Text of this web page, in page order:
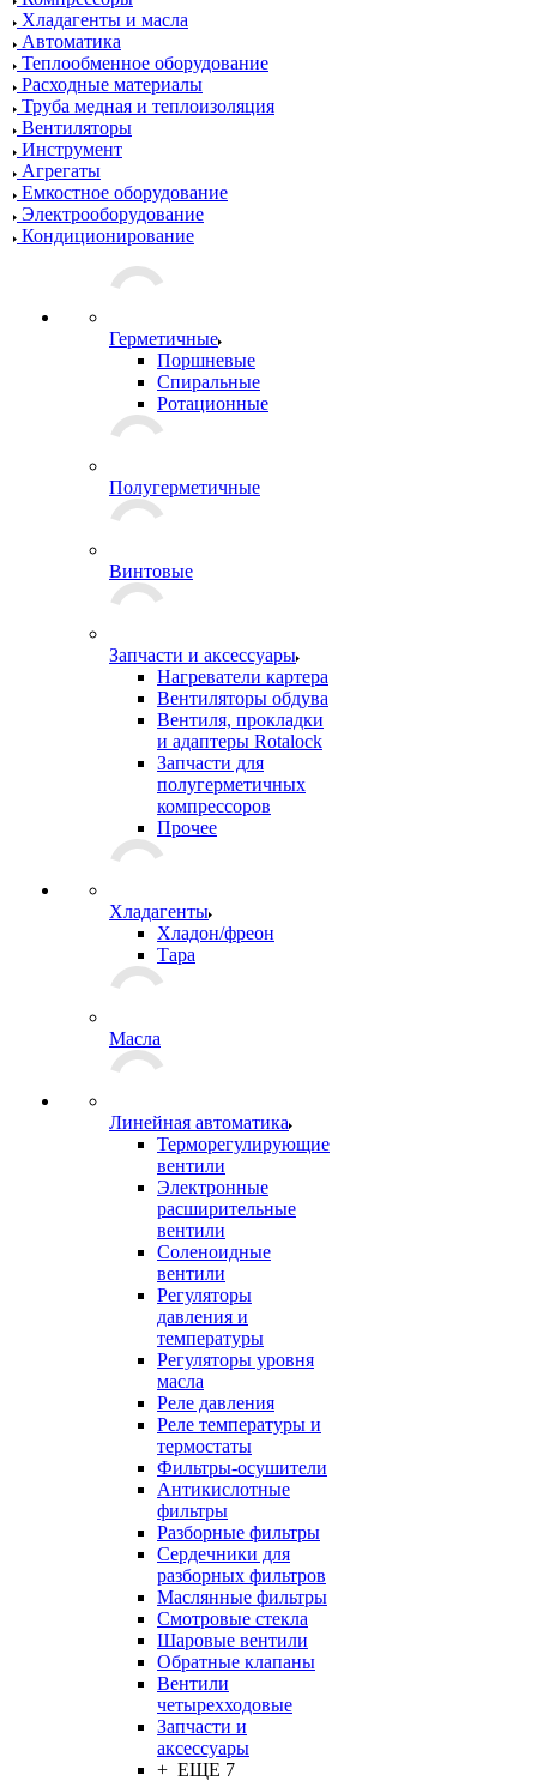
Хладагенты и масла
Автоматика
Теплообменное оборудование
Расходные материалы
Труба медная и теплоизоляция
Вентиляторы
Инструмент
Агрегаты
Емкостное оборудование
Электрооборудование
Кондиционирование
Герметичные
Поршневые
Спиральные
Ротационные
Полугерметичные
Винтовые
Запчасти и аксессуары
Нагреватели картера
Вентиляторы обдува
Вентиля, прокладки
и адаптеры Rotalock
Запчасти для
полугерметичных
компрессоров
Прочее
Хладагенты
Хладон/фреон
Тара
Масла
Линейная автоматика
Терморегулирующие
вентили
Электронные
расширительные
вентили
Соленоидные
вентили
Регуляторы
давления и
температуры
Регуляторы уровня
масла
Реле давления
Реле температуры и
термостаты
Фильтры-осушители
Антикислотные
фильтры
Разборные фильтры
Сердечники для
разборных фильтров
Маслянные фильтры
Смотровые стекла
Шаровые вентили
Обратные клапаны
Вентили
четырехходовые
Запчасти и
аксессуары
+ ЕЩЕ 7